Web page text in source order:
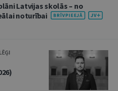
Latvijas skolās – no
noturībai